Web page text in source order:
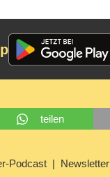
teilen
Podcast Newsletter